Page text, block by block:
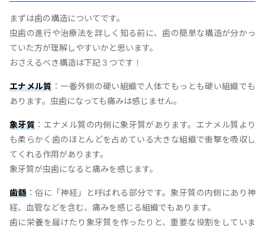
まずは歯の構造についてです。
虫歯の進行や治療法を詳しく知る前に、歯の簡単な構造が分かっ
ていた方が理解しやすいかと思います。
おさえるべき構造は下記３つです！
エナメル質：一番外側の硬い組織で人体でもっとも硬い組織でも
あります。虫歯になっても痛みは感じません。
象牙質 ：エナメル質の内側に象牙質があります。エナメル質より
も柔らかく歯のほとんどを占めている大きな組織で衝撃を吸収し
てくれる作用があります。
象牙質が虫歯になると痛みを感じます。
歯髄：俗に「神経」と呼ばれる部分です。象牙質の内側にあり神
経、血管などを含む、痛みを感じる組織でもあります。
歯に栄養を届けたり象牙質を作ったりと、重要な役割をしていま